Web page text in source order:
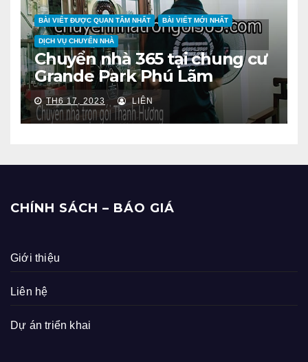
BÀI VIẾT ĐƯỢC QUAN TÂM NHẤT BÀI VIẾT MỚI NHẤT
DỊCH VỤ CHUYỂN NHÀ
Chuyển nhà 365 tại chung cư
Grande Park Phú Lãm
TH6 17, 2023 LIÊN
CHÍNH SÁCH – BÁO GIÁ
Giới thiệu
Liên hệ
Dự án triển khai